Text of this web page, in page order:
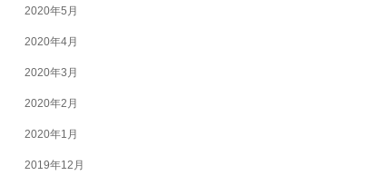
2020年5月
2020年4月
2020年3月
2020年2月
2020年1月
2019年12月